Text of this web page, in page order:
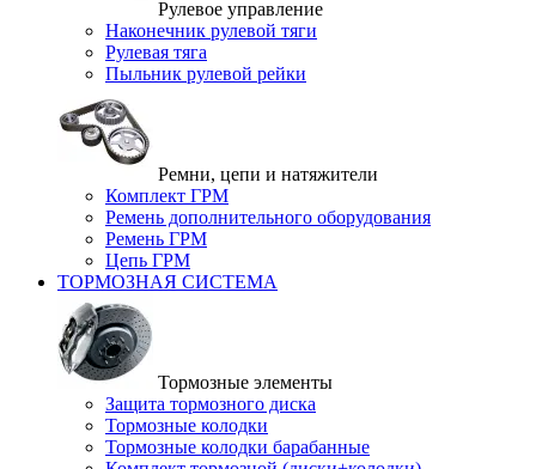
Рулевое управление
Наконечник рулевой тяги
Рулевая тяга
Пыльник рулевой рейки
Ремни, цепи и натяжители
Комплект ГРМ
Ремень дополнительного оборудования
Ремень ГРМ
Цепь ГРМ
ТОРМОЗНАЯ СИСТЕМА
Тормозные элементы
Защита тормозного диска
Тормозные колодки
Тормозные колодки барабанные